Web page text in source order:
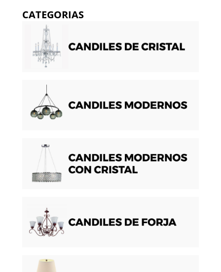
CATEGORIAS